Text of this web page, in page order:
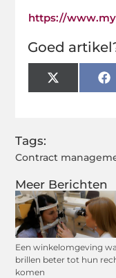
Meer Berichten
Een winkelomgeving
brillen beter tot hun
komen
https://
Goed
X
(Twitter)
Tags:
Contract